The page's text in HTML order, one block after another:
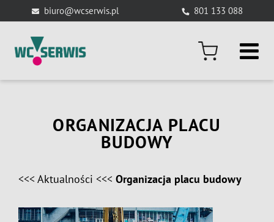
to
content
biuro@wcserwis.pl 801 133 088
ORGANIZACJA PLACU
BUDOWY
<<< Aktualności <<< Organizacja placu budowy
View